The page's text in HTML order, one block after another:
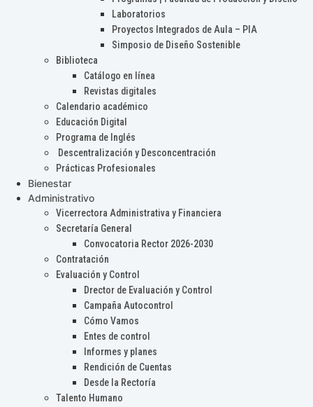
Laboratorios
Proyectos Integrados de Aula – PIA
Simposio de Diseño Sostenible
Biblioteca
Catálogo en línea
Revistas digitales
Calendario académico
Educación Digital
Programa de Inglés
Descentralización y Desconcentración
Prácticas Profesionales
Bienestar
Administrativo
Vicerrectora Administrativa y Financiera
Secretaría General
Convocatoria Rector 2026-2030
Contratación
Evaluación y Control
Drector de Evaluación y Control
Campaña Autocontrol
Cómo Vamos
Entes de control
Informes y planes
Rendición de Cuentas
Desde la Rectoría
Talento Humano